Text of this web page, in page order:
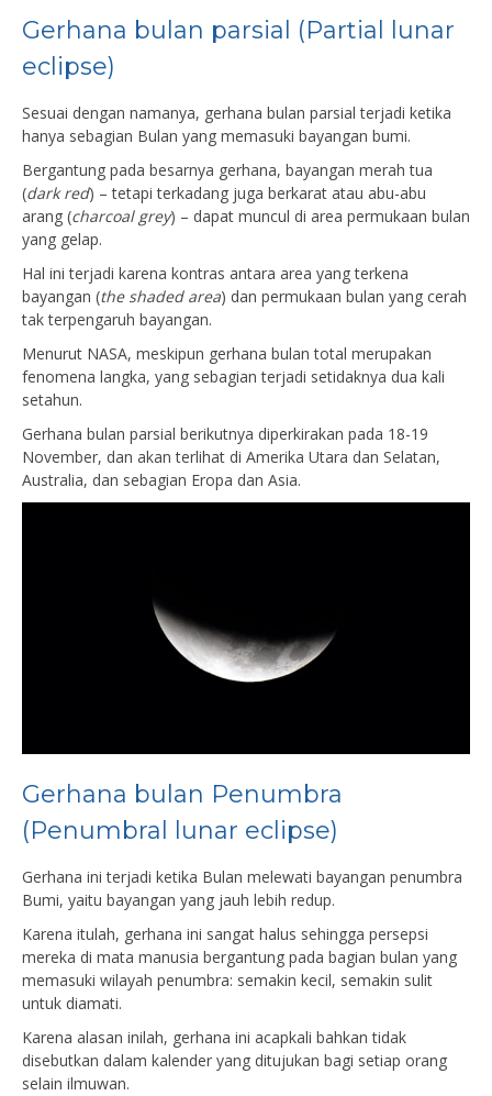
Gerhana bulan parsial (Partial lunar
eclipse)
Sesuai dengan namanya, gerhana bulan parsial terjadi ketika
hanya sebagian Bulan yang memasuki bayangan bumi.
Bergantung pada besarnya gerhana, bayangan merah tua
(dark red) – tetapi terkadang juga berkarat atau abu-abu
arang (charcoal grey) – dapat muncul di area permukaan bulan
yang gelap.
Hal ini terjadi karena kontras antara area yang terkena
bayangan (the shaded area) dan permukaan bulan yang cerah
tak terpengaruh bayangan.
Menurut NASA, meskipun gerhana bulan total merupakan
fenomena langka, yang sebagian terjadi setidaknya dua kali
setahun.
Gerhana bulan parsial berikutnya diperkirakan pada 18-19
November, dan akan terlihat di Amerika Utara dan Selatan,
Australia, dan sebagian Eropa dan Asia.
Gerhana bulan Penumbra
(Penumbral lunar eclipse)
Gerhana ini terjadi ketika Bulan melewati bayangan penumbra
Bumi, yaitu bayangan yang jauh lebih redup.
Karena itulah, gerhana ini sangat halus sehingga persepsi
mereka di mata manusia bergantung pada bagian bulan yang
memasuki wilayah penumbra: semakin kecil, semakin sulit
untuk diamati.
Karena alasan inilah, gerhana ini acapkali bahkan tidak
disebutkan dalam kalender yang ditujukan bagi setiap orang
selain ilmuwan.